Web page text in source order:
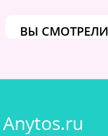
ВЫ СМОТРЕЛИ
Anytos.ru